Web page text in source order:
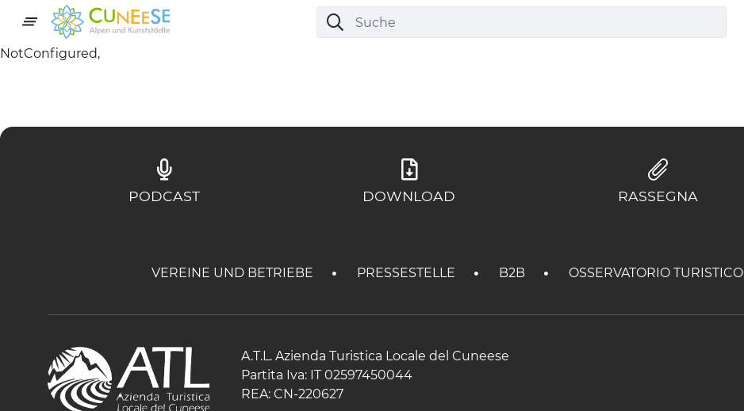
NotConfigured,
PODCAST DOWNLOAD RASSEGNA
VEREINE UND BETRIEBE PRESSESTELLE B2B OSSERVATORIO TURISTICO
A.T.L. Azienda Turistica Locale del Cuneese
Partita Iva: IT 02597450044
REA: CN-220627